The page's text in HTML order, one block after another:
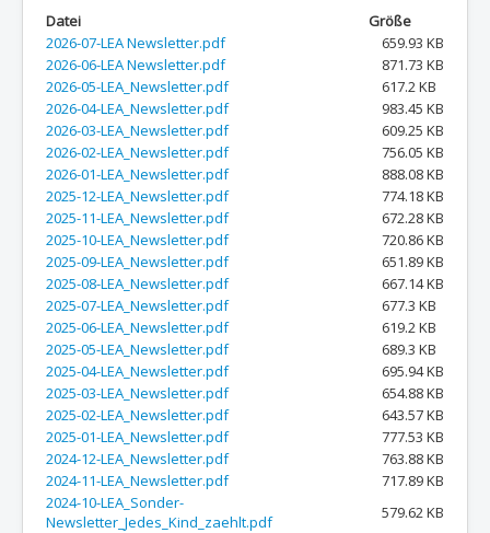
Datei
Größe
2026-07-LEA Newsletter.pdf
659.93 KB
2026-06-LEA Newsletter.pdf
871.73 KB
2026-05-LEA_Newsletter.pdf
617.2 KB
2026-04-LEA_Newsletter.pdf
983.45 KB
2026-03-LEA_Newsletter.pdf
609.25 KB
2026-02-LEA_Newsletter.pdf
756.05 KB
2026-01-LEA_Newsletter.pdf
888.08 KB
2025-12-LEA_Newsletter.pdf
774.18 KB
2025-11-LEA_Newsletter.pdf
672.28 KB
2025-10-LEA_Newsletter.pdf
720.86 KB
2025-09-LEA_Newsletter.pdf
651.89 KB
2025-08-LEA_Newsletter.pdf
667.14 KB
2025-07-LEA_Newsletter.pdf
677.3 KB
2025-06-LEA_Newsletter.pdf
619.2 KB
2025-05-LEA_Newsletter.pdf
689.3 KB
2025-04-LEA_Newsletter.pdf
695.94 KB
2025-03-LEA_Newsletter.pdf
654.88 KB
2025-02-LEA_Newsletter.pdf
643.57 KB
2025-01-LEA_Newsletter.pdf
777.53 KB
2024-12-LEA_Newsletter.pdf
763.88 KB
2024-11-LEA_Newsletter.pdf
717.89 KB
2024-10-LEA_Sonder-
Newsletter_Jedes_Kind_zaehlt.pdf
579.62 KB